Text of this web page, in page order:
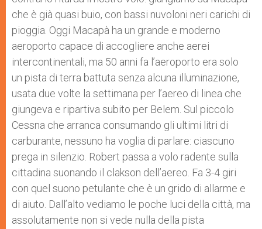
che è già quasi buio, con bassi nuvoloni neri carichi di
pioggia. Oggi Macapà ha un grande e moderno
aeroporto capace di accogliere anche aerei
intercontinentali, ma 50 anni fa l’aeroporto era solo
un pista di terra battuta senza alcuna illuminazione,
usata due volte la settimana per l’aereo di linea che
giungeva e ripartiva subito per Belem. Sul piccolo
Cessna che arranca consumando gli ultimi litri di
carburante, nessuno ha voglia di parlare: ciascuno
prega in silenzio. Robert passa a volo radente sulla
cittadina suonando il clakson dell’aereo. Fa 3-4 giri
con quel suono petulante che è un grido di allarme e
di aiuto. Dall’alto vediamo le poche luci della città, ma
assolutamente non si vede nulla della pista